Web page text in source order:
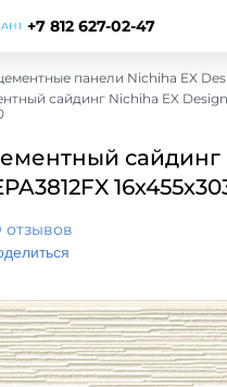
+7 812 627-02-47
панели Nichiha EX
сайдинг Nichiha EX Design
сайдинг
отзывов